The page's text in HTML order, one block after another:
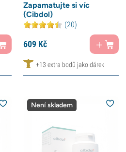
Zapamatujte si víc
(Cibdol)
(20)
609 Kč
+13 extra bodů jako dárek
Není skladem